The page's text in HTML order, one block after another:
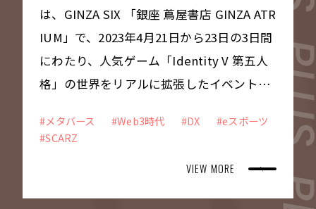
は、GINZA SIX 「銀座 蔦屋書店 GINZA ATR
IUM」で、2023年4月21日から23日の3日間
にわたり、人気ゲーム「Identity V 第五人
格」の世界をリアルに拡張したイベント
powered by STYLY」を開催しました。 メ
るこのイベントでタッグを組んだのは、プ
ロesportsチーム「SCARZ」を運営するJFR
#メタバース #Web3時代 #DX
#eスポーツ
#SCARZ
VIEW MORE